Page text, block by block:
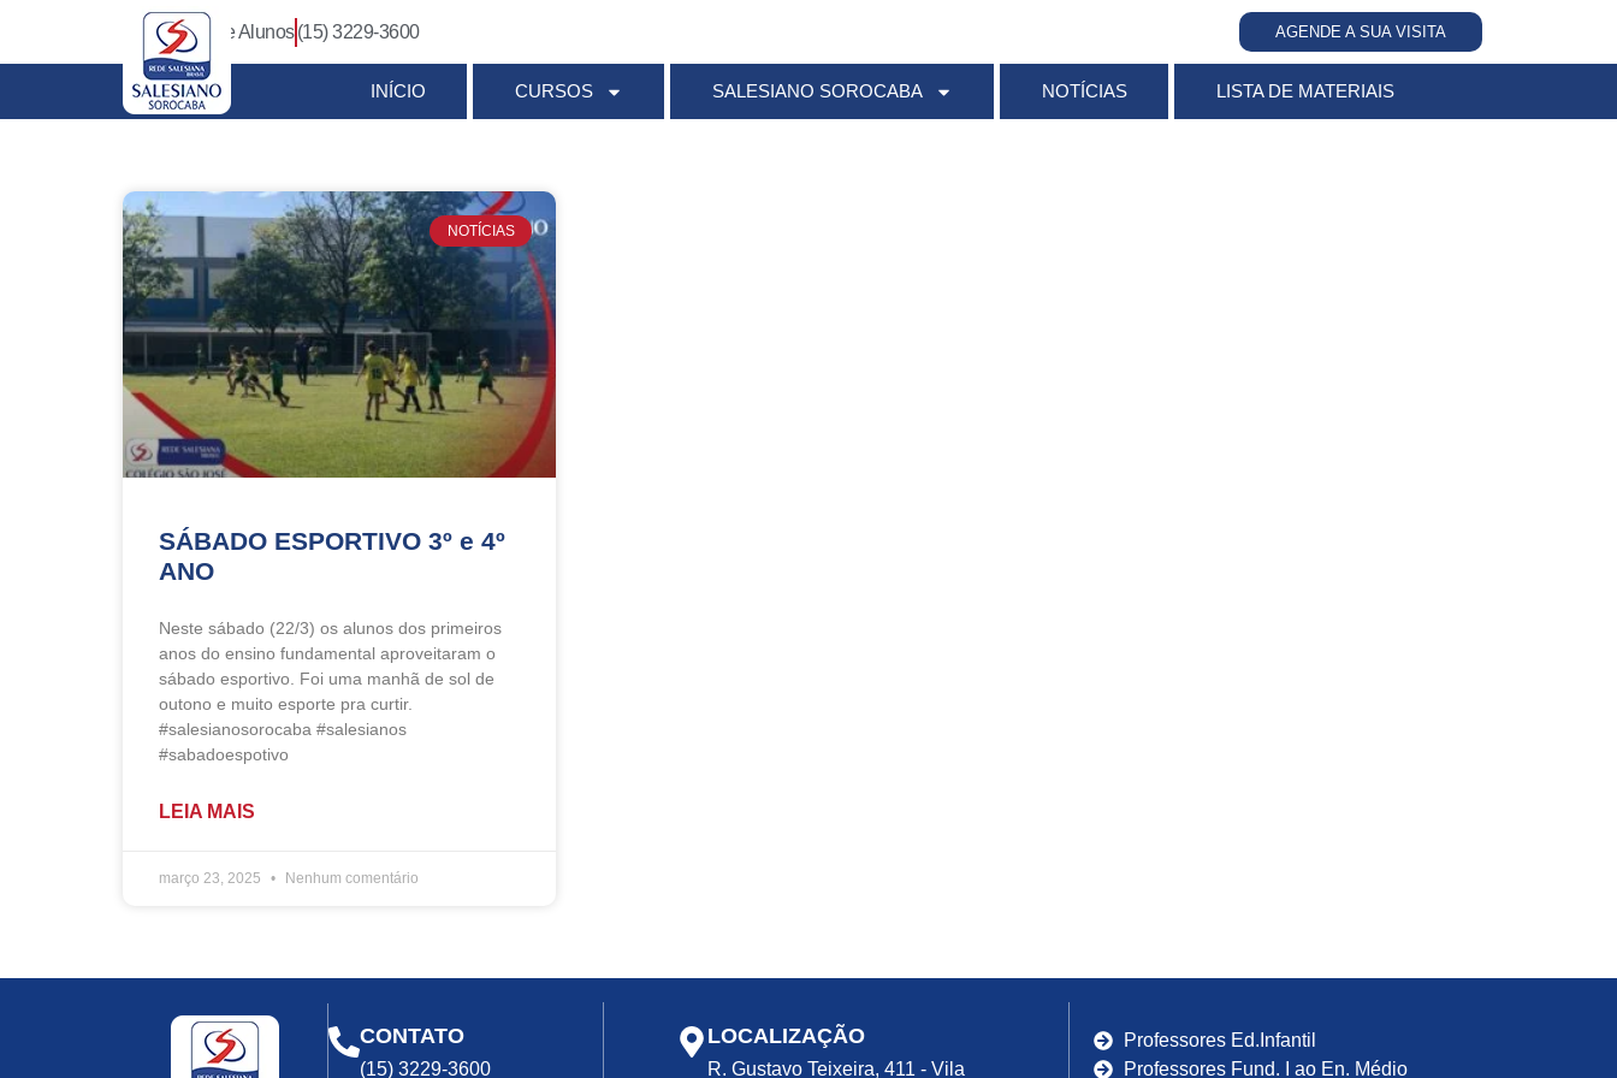
Login Pais e Alunos (15) 3229-3600 AGENDE A SUA VISITA
INÍCIO CURSOS SALESIANO SOROCABA NOTÍCIAS LISTA DE MATERIAIS
NOTÍCIAS
SÁBADO ESPORTIVO 3º e 4º
ANO
Neste sábado (22/3) os alunos dos primeiros
anos do ensino fundamental aproveitaram o
sábado esportivo. Foi uma manhã de sol de
outono e muito esporte pra curtir.
#salesianosorocaba #salesianos
#sabadoespotivo
LEIA MAIS
março 23, 2025 Nenhum comentário
CONTATO
(15) 3229-3600
LOCALIZAÇÃO
R. Gustavo Teixeira, 411 - Vila
Professores Ed.Infantil
Professores Fund. I ao En. Médio